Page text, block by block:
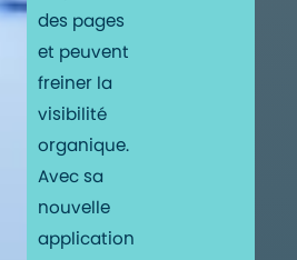
des pages
et peuvent
freiner la
visibilité
organique.
Avec sa
nouvelle
application